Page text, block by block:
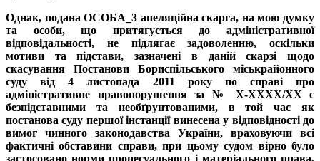
Однак, подана ОСОБА_3 апеляційна скарга, на мою думку
та особи, що притягується до адміністративної
відповідальності, не підлягає задоволенню, оскільки
мотиви та підстави, зазначені в даній скарзі щодо
скасування Постанови Бориспільського міськрайонного
суду від 4 листопада 2011 року по справі про
адміністративне правопорушення за № X-XXXX/XX є
безпідставними та необґрунтованими, в той час як
постанова суду першої інстанції винесена у відповідності до
вимог чинного законодавства України, враховуючи всі
фактичні обставини справи, при цьому судом вірно було
застосовано норми процесуального і матеріального права,